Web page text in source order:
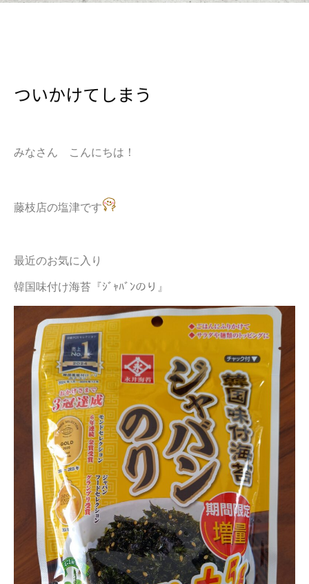
ついかけてしまう
みなさん こんにちは！
藤枝店の塩津です
最近のお気に入り
韓国味付け海苔『ｼﾞｬﾊﾞﾝのり』